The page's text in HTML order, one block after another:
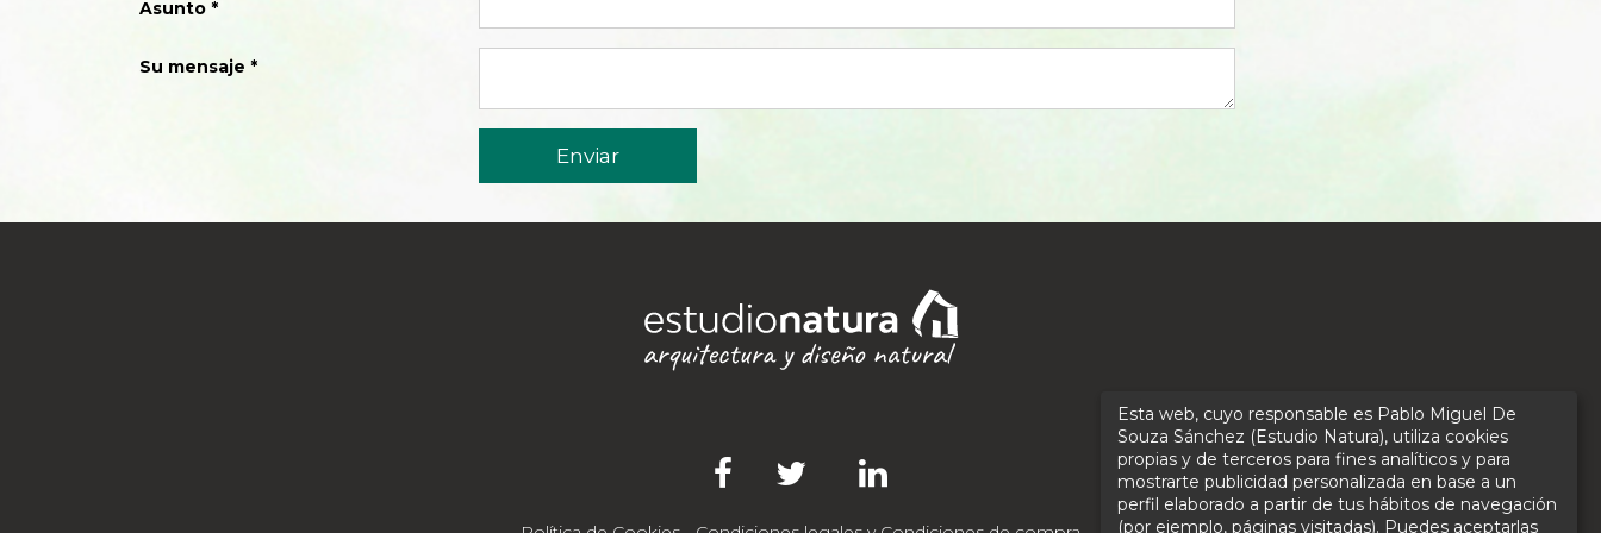
Asunto
Su mensaje
Enviar
Esta web, cuyo responsable es Pablo Miguel De
Souza Sánchez (Estudio Natura), utiliza cookies
propias y de terceros para fines analíticos y para
mostrarte publicidad personalizada en base a un
perfil elaborado a partir de tus hábitos de navegación
(por ejemplo, páginas visitadas). Puedes aceptarlas